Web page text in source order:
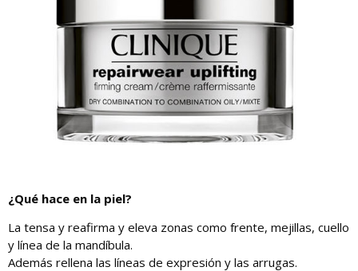
¿Qué hace en la piel?
La tensa y reafirma y eleva zonas como frente, mejillas, cuello
y línea de la mandíbula.
Además rellena las líneas de expresión y las arrugas.